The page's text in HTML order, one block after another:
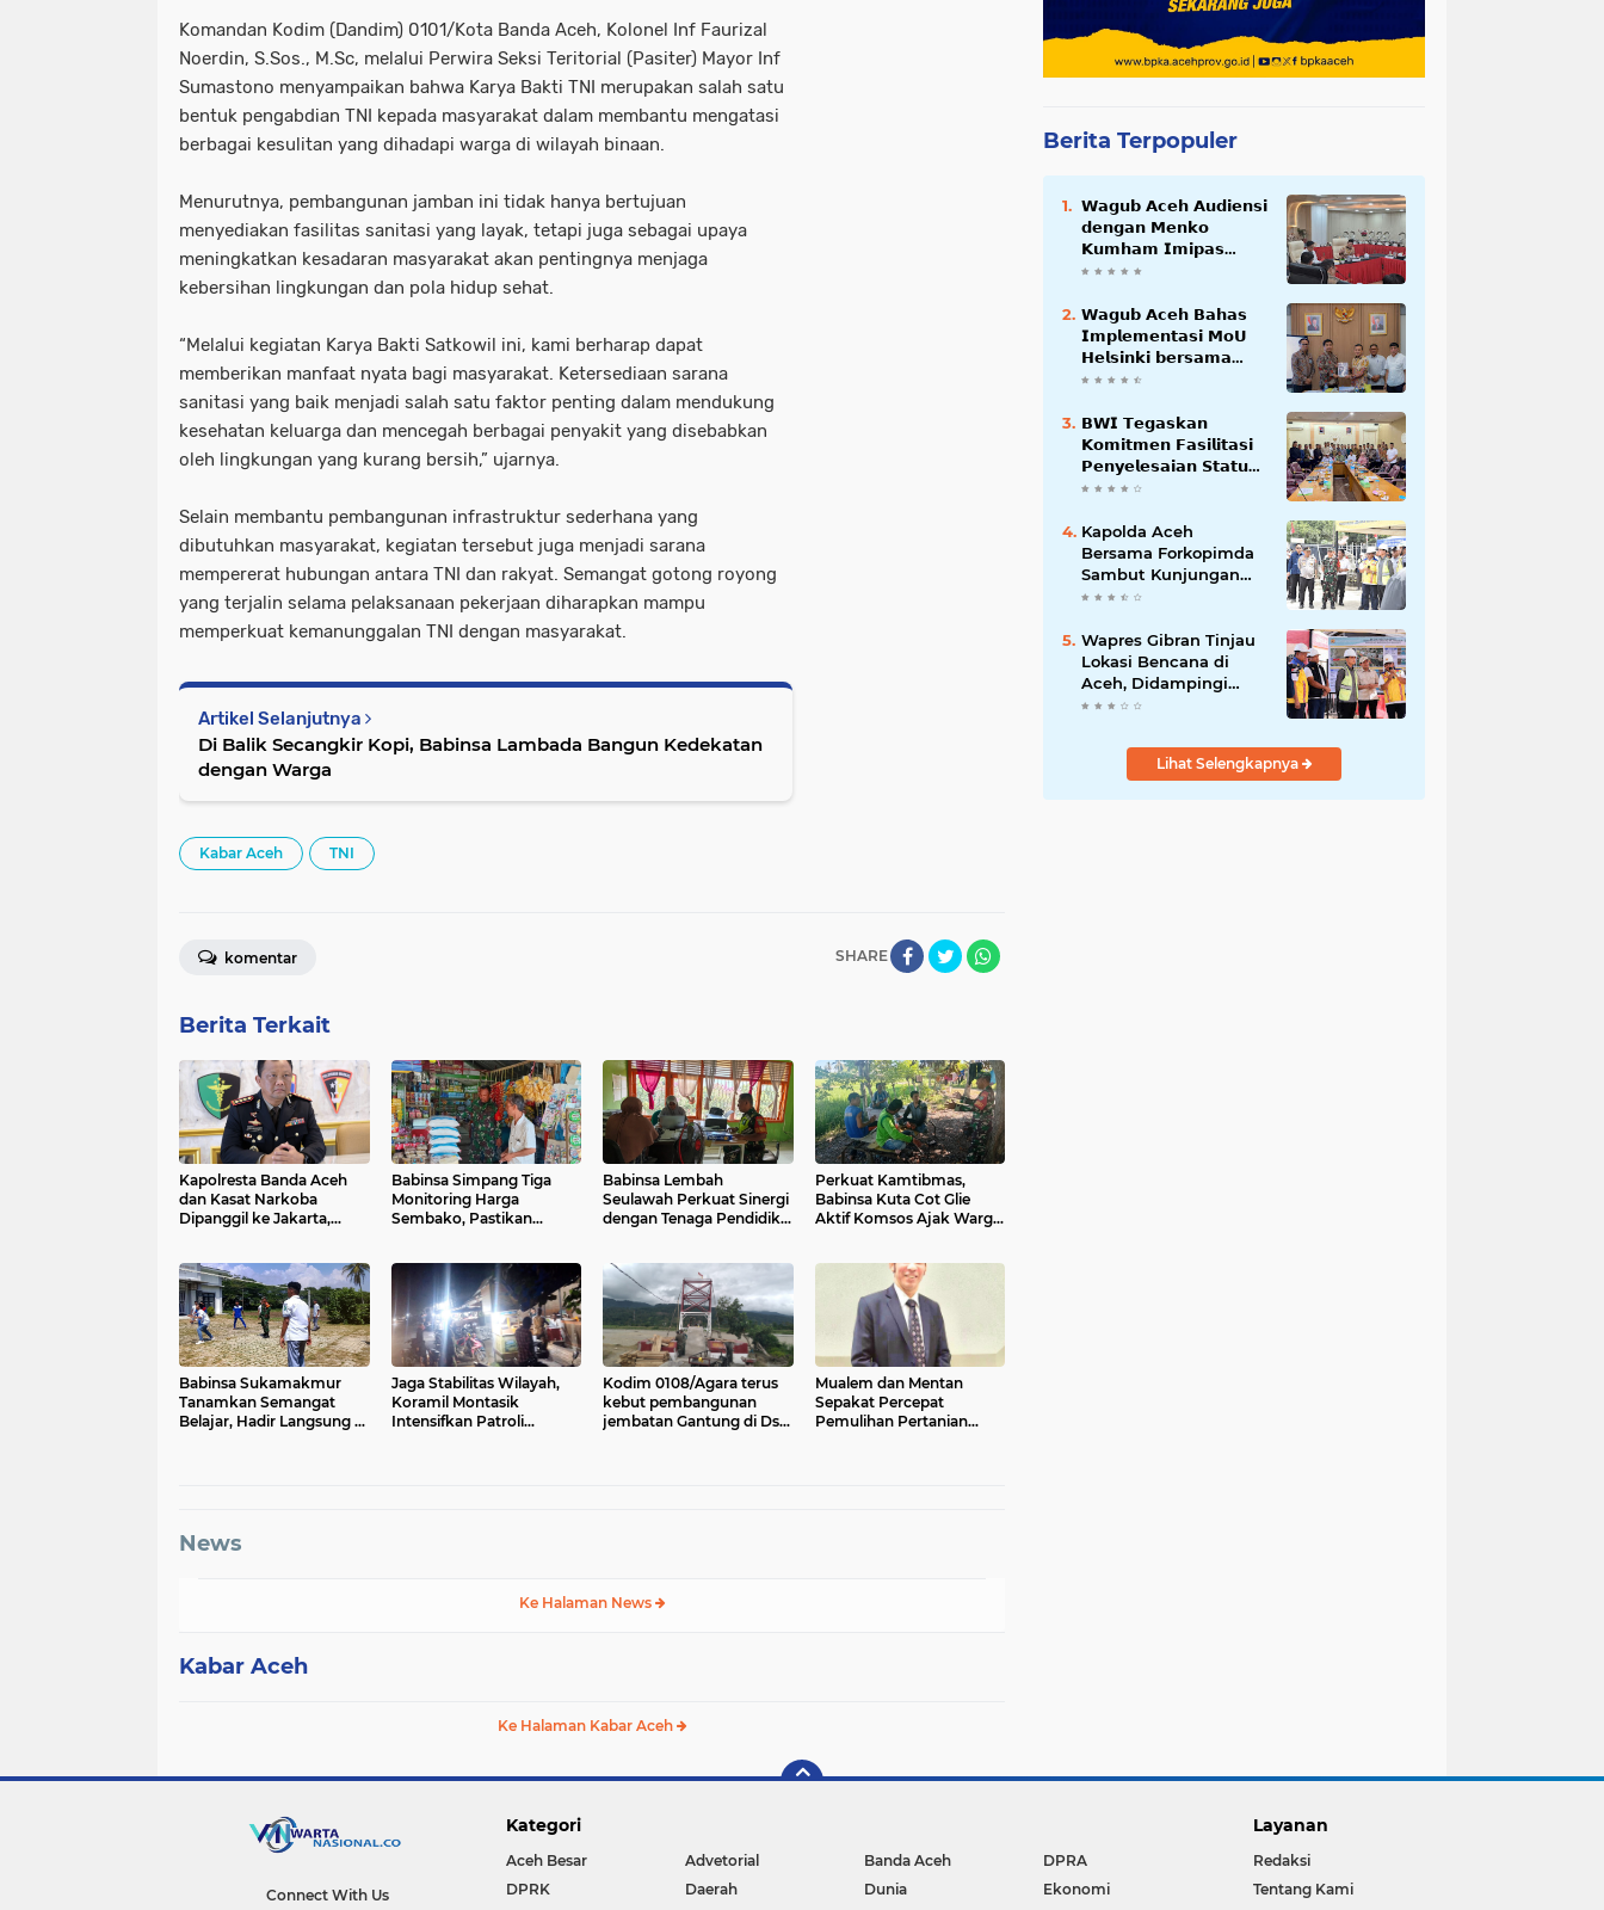
Komandan Kodim (Dandim) 0101/Kota Banda Aceh, Kolonel Inf Faurizal
Noerdin, S.Sos., M.Sc, melalui Perwira Seksi Teritorial (Pasiter) Mayor Inf
Sumastono menyampaikan bahwa Karya Bakti TNI merupakan salah satu
bentuk pengabdian TNI kepada masyarakat dalam membantu mengatasi
berbagai kesulitan yang dihadapi warga di wilayah binaan.
Menurutnya, pembangunan jamban ini tidak hanya bertujuan
menyediakan fasilitas sanitasi yang layak, tetapi juga sebagai upaya
meningkatkan kesadaran masyarakat akan pentingnya menjaga
kebersihan lingkungan dan pola hidup sehat.
“Melalui kegiatan Karya Bakti Satkowil ini, kami berharap dapat
memberikan manfaat nyata bagi masyarakat. Ketersediaan sarana
sanitasi yang baik menjadi salah satu faktor penting dalam mendukung
kesehatan keluarga dan mencegah berbagai penyakit yang disebabkan
oleh lingkungan yang kurang bersih,” ujarnya.
Selain membantu pembangunan infrastruktur sederhana yang
dibutuhkan masyarakat, kegiatan tersebut juga menjadi sarana
mempererat hubungan antara TNI dan rakyat. Semangat gotong royong
yang terjalin selama pelaksanaan pekerjaan diharapkan mampu
memperkuat kemanunggalan TNI dengan masyarakat.
Artikel Selanjutnya
Di Balik Secangkir Kopi, Babinsa Lambada Bangun Kedekatan
dengan Warga
Kabar Aceh TNI
SHARE
komentar
Berita Terkait
Kapolresta Banda Aceh
dan Kasat Narkoba
Dipanggil ke Jakarta,
Babinsa Simpang Tiga
Monitoring Harga
Sembako, Pastikan
Pokok
Babinsa Lembah
Seulawah Perkuat Sinergi
dengan Tenaga Pendidik,
Bahaya Narkoba
Perkuat Kamtibmas,
Babinsa Kuta Cot Glie
Aktif Komsos Ajak Warga
Babinsa Sukamakmur
Tanamkan Semangat
Belajar, Hadir Langsung di
Jaga Stabilitas Wilayah,
Koramil Montasik
Intensifkan Patroli
Kodim 0108/Agara terus
kebut pembangunan
jembatan Gantung di Ds.
Mualem dan Mentan
Sepakat Percepat
Pemulihan Pertanian
News
Ke Halaman News
Kabar Aceh
Ke Halaman Kabar Aceh
Berita Terpopuler
𝗪𝗮𝗴𝘂𝗯 𝗔𝗰𝗲𝗵 𝗔𝘂𝗱𝗶𝗲𝗻𝘀𝗶
𝗱𝗲𝗻𝗴𝗮𝗻 𝗠𝗲𝗻𝗸𝗼
𝗞𝘂𝗺𝗵𝗮𝗺 𝗜𝗺𝗶𝗽𝗮𝘀
𝗧𝗲𝗿𝗸𝗮𝗶𝘁 𝗦𝘁𝗮𝘁𝘂𝘀 𝗪𝗮𝗸𝗮𝗳
𝗪𝗮𝗴𝘂𝗯 𝗔𝗰𝗲𝗵 𝗕𝗮𝗵𝗮𝘀
𝗜𝗺𝗽𝗹𝗲𝗺𝗲𝗻𝘁𝗮𝘀𝗶 𝗠𝗼𝗨
𝗛𝗲𝗹𝘀𝗶𝗻𝗸𝗶 𝗯𝗲𝗿𝘀𝗮𝗺𝗮
𝗦𝗲𝗸𝗿𝗲𝘁𝗮𝗿𝗶𝗮𝘁 𝗡𝗲𝗴𝗮𝗿𝗮
𝗕𝗪𝗜 𝗧𝗲𝗴𝗮𝘀𝗸𝗮𝗻
𝗞𝗼𝗺𝗶𝘁𝗺𝗲𝗻 𝗙𝗮𝘀𝗶𝗹𝗶𝘁𝗮𝘀𝗶
𝗣𝗲𝗻𝘆𝗲𝗹𝗲𝘀𝗮𝗶𝗮𝗻 𝗦𝘁𝗮𝘁𝘂𝘀
𝗪𝗮𝗸𝗮𝗳 𝗕𝗹𝗮𝗻𝗴 𝗣𝗮𝗱𝗮𝗻𝗴
Kapolda Aceh
Bersama Forkopimda
Sambut Kunjungan
Kerja Wakil Presiden
Bireuen
Wapres Gibran Tinjau
Lokasi Bencana di
Aceh, Didampingi
Wagub Dek Fadh
Lihat Selengkapnya
Connect With Us
Kategori
Aceh Besar Advetorial Banda Aceh
DPRA
DPRK
Daerah Dunia
Ekonomi
Layanan
Redaksi
Tentang Kami